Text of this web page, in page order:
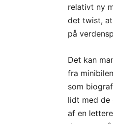
relativt ny
det twist,
på
Det kan
fra
som
lidt med de
af en